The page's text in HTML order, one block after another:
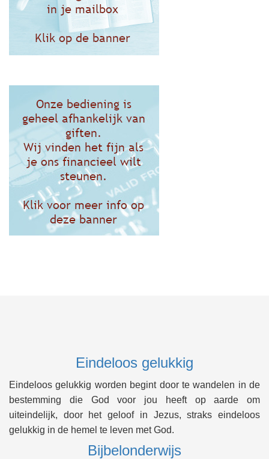
Eindeloos gelukkig
Eindeloos gelukkig worden begint door te wandelen in de
bestemming die God voor jou heeft op aarde om
uiteindelijk, door het geloof in Jezus, straks eindeloos
gelukkig in de hemel te leven met God.
Bijbelonderwijs